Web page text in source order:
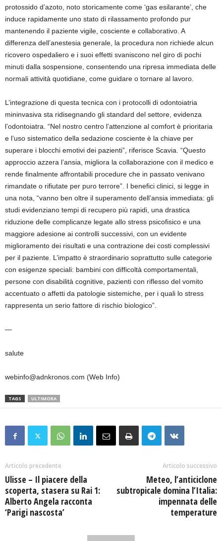
protossido d’azoto, noto storicamente come ‘gas esilarante’, che
induce rapidamente uno stato di rilassamento profondo pur
mantenendo il paziente vigile, cosciente e collaborativo. A
differenza dell’anestesia generale, la procedura non richiede alcun
ricovero ospedaliero e i suoi effetti svaniscono nel giro di pochi
minuti dalla sospensione, consentendo una ripresa immediata delle
normali attività quotidiane, come guidare o tornare al lavoro.
L’integrazione di questa tecnica con i protocolli di odontoiatria
mininvasiva sta ridisegnando gli standard del settore, evidenza
l’odontoiatra. “Nel nostro centro l’attenzione al comfort è prioritaria
e l’uso sistematico della sedazione cosciente è la chiave per
superare i blocchi emotivi dei pazienti”, riferisce Scavia. “Questo
approccio azzera l’ansia, migliora la collaborazione con il medico e
rende finalmente affrontabili procedure che in passato venivano
rimandate o rifiutate per puro terrore”. I benefici clinici, si legge in
una nota, “vanno ben oltre il superamento dell’ansia immediata: gli
studi evidenziano tempi di recupero più rapidi, una drastica
riduzione delle complicanze legate allo stress psicofisico e una
maggiore adesione ai controlli successivi, con un evidente
miglioramento dei risultati e una contrazione dei costi complessivi
per il paziente. L’impatto è straordinario soprattutto sulle categorie
con esigenze speciali: bambini con difficoltà comportamentali,
persone con disabilità cognitive, pazienti con riflesso del vomito
accentuato o affetti da patologie sistemiche, per i quali lo stress
rappresenta un serio fattore di rischio biologico”.
—
salute
webinfo@adnkronos.com (Web Info)
TAGS ULTIMORA
Articolo precedente
Ulisse – Il piacere della
scoperta, stasera su Rai 1:
Alberto Angela racconta
‘Parigi nascosta’
Articolo successivo
Meteo, l’anticiclone
subtropicale domina l’Italia:
impennata delle
temperature